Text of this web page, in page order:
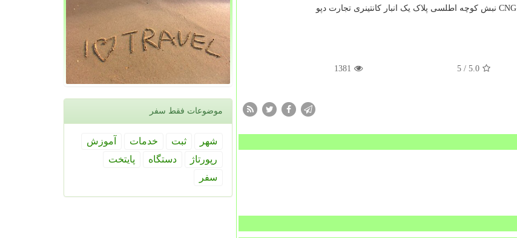
CNG نبش کوچه اطلسی پلاک یک انبار کانتینری تجارت دپو
5.0
/ 5
1381
موضوعات فقط سفر
شهر ثبت خدمات
آموزش
رپورتاژ
دستگاه
پایتخت
سفر